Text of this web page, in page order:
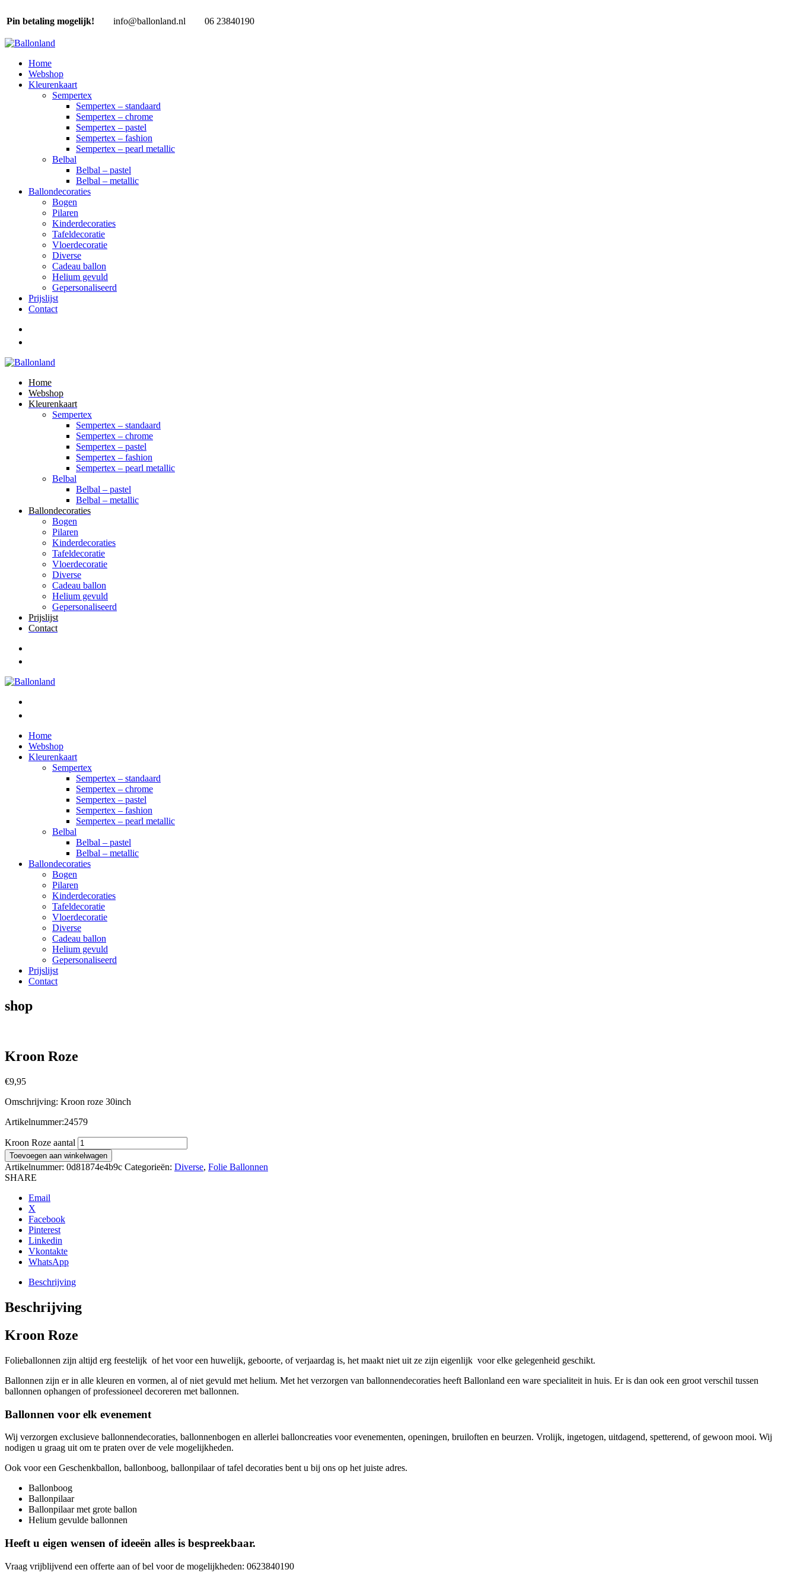
Pin betaling mogelijk! info@ballonland.nl 06 23840190
Home
Webshop
Kleurenkaart
Sempertex
Sempertex – standaard
Sempertex – chrome
Sempertex – pastel
Sempertex – fashion
Sempertex – pearl metallic
Belbal
Belbal – pastel
Belbal – metallic
Ballondecoraties
Bogen
Pilaren
Kinderdecoraties
Tafeldecoratie
Vloerdecoratie
Diverse
Cadeau ballon
Helium gevuld
Gepersonaliseerd
Prijslijst
Contact
Home
Webshop
Kleurenkaart
Sempertex
Sempertex – standaard
Sempertex – chrome
Sempertex – pastel
Sempertex – fashion
Sempertex – pearl metallic
Belbal
Belbal – pastel
Belbal – metallic
Ballondecoraties
Bogen
Pilaren
Kinderdecoraties
Tafeldecoratie
Vloerdecoratie
Diverse
Cadeau ballon
Helium gevuld
Gepersonaliseerd
Prijslijst
Contact
Home
Webshop
Kleurenkaart
Sempertex
Sempertex – standaard
Sempertex – chrome
Sempertex – pastel
Sempertex – fashion
Sempertex – pearl metallic
Belbal
Belbal – pastel
Belbal – metallic
Ballondecoraties
Bogen
Pilaren
Kinderdecoraties
Tafeldecoratie
Vloerdecoratie
Diverse
Cadeau ballon
Helium gevuld
Gepersonaliseerd
Prijslijst
Contact
shop
Kroon Roze
€9,95
Omschrijving: Kroon roze 30inch
Artikelnummer:24579
Kroon Roze aantal
Toevoegen aan winkelwagen
Artikelnummer: 0d81874e4b9c Categorieën: Diverse, Folie Ballonnen
SHARE
Email
X
Facebook
Pinterest
Linkedin
Vkontakte
WhatsApp
Beschrijving
Beschrijving
Kroon Roze
Folieballonnen zijn altijd erg feestelijk of het voor een huwelijk, geboorte, of verjaardag is, het maakt niet uit ze zijn eigenlijk voor elke gelegenheid geschikt.
Ballonnen zijn er in alle kleuren en vormen, al of niet gevuld met helium. Met het verzorgen van ballonnendecoraties heeft Ballonland een ware specialiteit in huis. Er is dan ook een groot verschil tussen
ballonnen ophangen of professioneel decoreren met ballonnen.
Ballonnen voor elk evenement
Wij verzorgen exclusieve ballonnendecoraties, ballonnenbogen en allerlei balloncreaties voor evenementen, openingen, bruiloften en beurzen. Vrolijk, ingetogen, uitdagend, spetterend, of gewoon mooi. Wij
nodigen u graag uit om te praten over de vele mogelijkheden.
Ook voor een Geschenkballon, ballonboog, ballonpilaar of tafel decoraties bent u bij ons op het juiste adres.
Ballonboog
Ballonpilaar
Ballonpilaar met grote ballon
Helium gevulde ballonnen
Heeft u eigen wensen of ideeën alles is bespreekbaar.
Vraag vrijblijvend een offerte aan of bel voor de mogelijkheden: 0623840190